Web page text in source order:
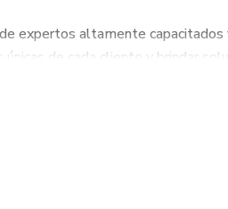
expertos altamente
de cada cliente y brindar